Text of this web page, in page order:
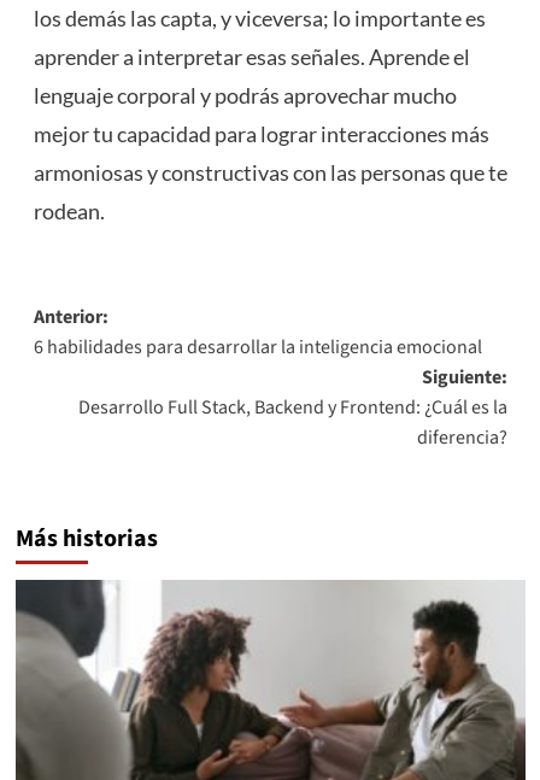
los demás las capta, y viceversa; lo importante es
aprender a interpretar esas señales. Aprende el
lenguaje corporal y podrás aprovechar mucho
mejor tu capacidad para lograr interacciones más
armoniosas y constructivas con las personas que te
rodean.
Navegación
de
entradas
Anterior:
6 habilidades para desarrollar la inteligencia emocional
Siguiente:
Desarrollo Full Stack, Backend y Frontend: ¿Cuál es la
diferencia?
Más historias